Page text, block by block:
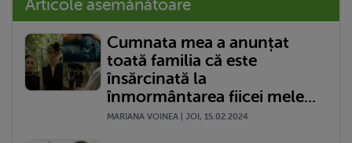
Articole asemănătoare
Cumnata mea a anunțat
toată familia că este
însărcinată la
înmormântarea fiicei mele...
MARIANA VOINEA | JOI, 15.02.2024